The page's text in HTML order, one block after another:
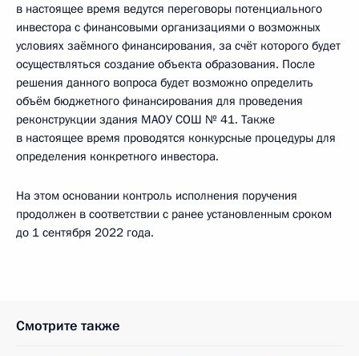
в настоящее время ведутся переговоры потенциального
инвестора с финансовыми организациями о возможных
условиях заёмного финансирования, за счёт которого будет
осуществляться создание объекта образования. После
решения данного вопроса будет возможно определить
объём бюджетного финансирования для проведения
реконструкции здания МАОУ СОШ № 41. Также
в настоящее время проводятся конкурсные процедуры для
определения конкретного инвестора.
На этом основании контроль исполнения поручения
продолжен в соответствии с ранее установленным сроком
до 1 сентября 2022 года.
Смотрите также